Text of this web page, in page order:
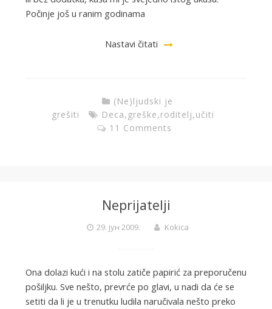
Počinje još u ranim godinama
Nastavi čitati
(Ne)ljudski je
grešiti
Deca, greške,roditelj,učiti
11 Comments
Neprijatelji
29. јун 2009. Kokica
Ona dolazi kući i na stolu zatiče papirić za preporučenu
pošiljku. Sve nešto, prevrće po glavi, u nadi da će se
setiti da li je u trenutku ludila naručivala nešto preko